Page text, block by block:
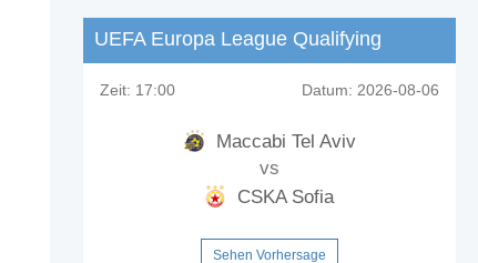
UEFA Europa League Qualifying
Zeit: 17:00 Datum: 2026-08-06
Maccabi Tel Aviv
vs
CSKA Sofia
Sehen Vorhersage